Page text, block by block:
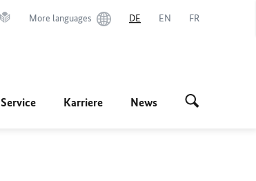
More languages DE EN FR
Service Karriere News